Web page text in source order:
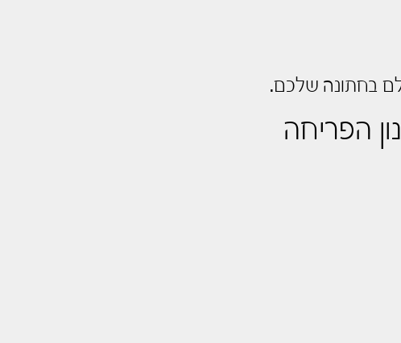
בחתונה שלכם.
הפריחה